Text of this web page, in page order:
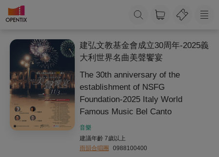
建弘文教基金會成立30周年-2025義
大利世界名曲美聲饗宴
The 30th anniversary of the
establishment of NSFG
Foundation-2025 Italy World
Famous Music Bel Canto
音樂
建議年齡 7歲以上
雨韻合唱團
0988100400